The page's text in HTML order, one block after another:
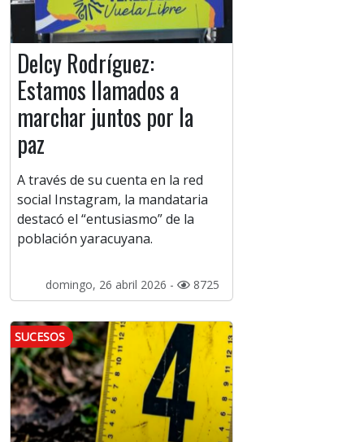
Delcy Rodríguez:
Estamos llamados a
marchar juntos por la
paz
A través de su cuenta en la red
social Instagram, la mandataria
destacó el “entusiasmo” de la
población yaracuyana.
domingo, 26 abril 2026 - 8725
SUCESOS